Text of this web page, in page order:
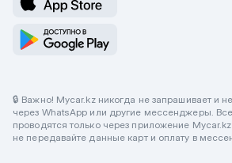
🔒 Важно! Mycar.kz никогда не запрашивает и
через WhatsApp или другие мессенджеры.
проводятся только через приложение
не передавайте данные карт и оплату в